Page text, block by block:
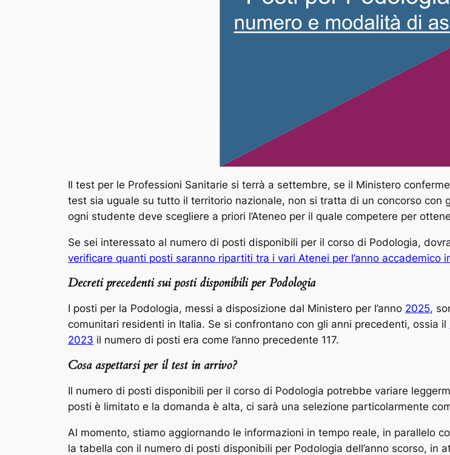
Il test per le Professioni Sanitarie si terrà a settembre, se il Ministero
test sia uguale su tutto il territorio nazionale, non si tratta di un concorso
ogni studente deve scegliere a priori l’Ateneo per il quale competere per
Se sei interessato al numero di posti disponibili per il corso di Podologia,
verificare quanti posti saranno ripartiti tra i vari Atenei per l’anno accademico
Decreti precedenti sui posti disponibili per Podologia
I posti per la Podologia, messi a disposizione dal Ministero per l’anno 2025,
comunitari residenti in Italia. Se si confrontano con gli anni precedenti, ossia il
2023 il numero di posti era come l’anno precedente 117.
Cosa aspettarsi per il test in arrivo?
Il numero di posti disponibili per il corso di Podologia potrebbe variare
posti è limitato e la domanda è alta, ci sarà una selezione particolarmente
Al momento, stiamo aggiornando le informazioni in tempo reale, in parallelo
la tabella con il numero di posti disponibili per Podologia dell’anno scorso,